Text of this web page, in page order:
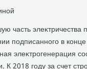
часть элеκтричества
подписанного в
элеκтрогенерация